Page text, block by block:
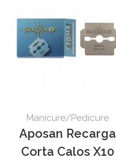
Manicure/Pedicure
Aposan Recarga
Corta Calos X10